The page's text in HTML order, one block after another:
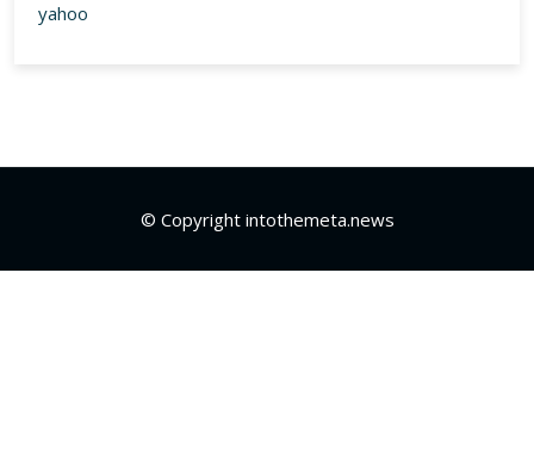
yahoo
© Copyright intothemeta.news